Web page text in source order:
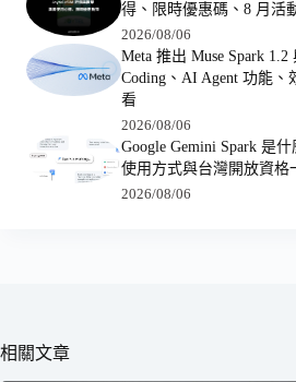
得、限時優惠碼、8 月活
2026/08/06
Meta 推出 Muse Spark 1.2
Coding、AI Agent 功能、
看
2026/08/06
Google Gemini Spark 是
使用方式與台灣開放資格
2026/08/06
相關文章